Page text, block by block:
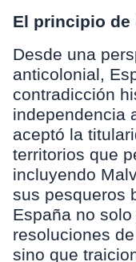
El principio de
Desde una
anticolonial,
contradicción
independencia
aceptó la
territorios que
incluyendo
sus pesqueros
España no
resoluciones
sino que